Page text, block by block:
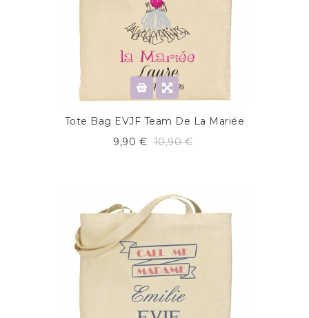
Tote Bag EVJF Team De La Mariée
9,90 € 10,90 €